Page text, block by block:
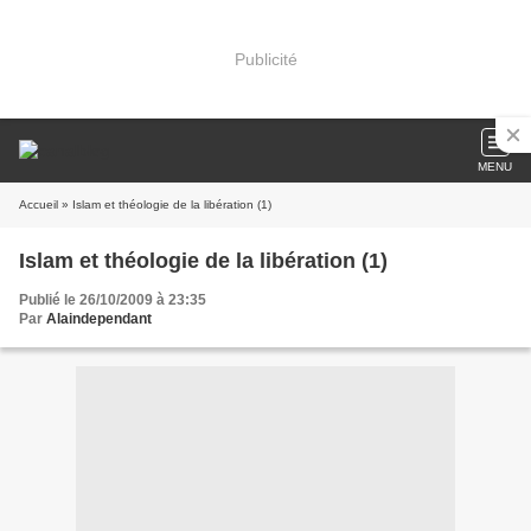
Publicité
MENU
Accueil » Islam et théologie de la libération (1)
Islam et théologie de la libération (1)
Publié le 26/10/2009 à 23:35
Par Alaindependant